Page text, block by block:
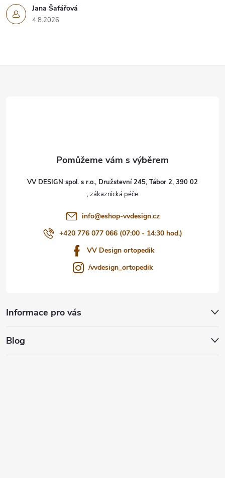
Jana Šafářová
4.8.2026
VV DESIGN spol. s r.o., Družstevní 245, Tábor 2, 390 02
info@eshop-vvdesign.cz
+420 776 077 066 (07:00 - 14:30 hod.)
VV Design ortopedik
/vvdesign_ortopedik
Informace pro vás
Blog